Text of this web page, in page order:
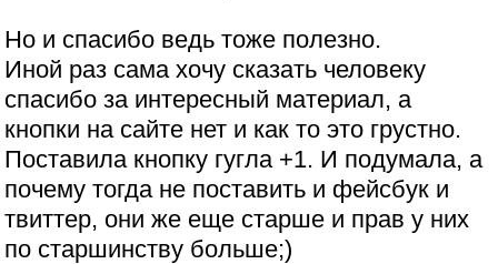
Но и спасибо ведь тоже полезно.
Иной раз сама хочу сказать человеку
спасибо за интересный материал, а
кнопки на сайте нет и как то это грустно.
Поставила кнопку гугла +1. И подумала, а
почему тогда не поставить и фейсбук и
твиттер, они же еще старше и прав у них
по старшинству больше;)